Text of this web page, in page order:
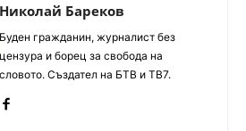
Николай Бареков
Буден гражданин, журналист без
цензура и борец за свобода на
словото. Създател на БТВ и ТВ7.